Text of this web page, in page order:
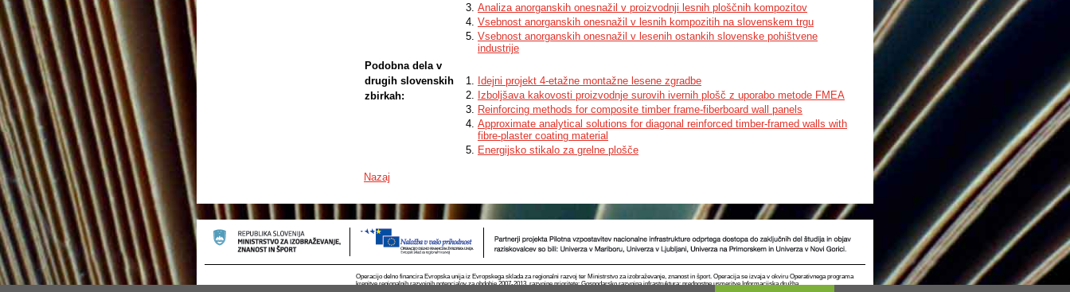
Analiza anorganskih onesnažil v proizvodnji lesnih ploščnih kompozitov
Vsebnost anorganskih onesnažil v lesnih kompozitih na slovenskem trgu
Vsebnost anorganskih onesnažil v lesenih ostankih slovenske pohištvene
industrije
Podobna dela v
drugih slovenskih
zbirkah:
Idejni projekt 4-etažne montažne lesene zgradbe
Izboljšava kakovosti proizvodnje surovih ivernih plošč z uporabo metode FMEA
Reinforcing methods for composite timber frame-fiberboard wall panels
Approximate analytical solutions for diagonal reinforced timber-framed walls with
fibre-plaster coating material
Energijsko stikalo za grelne plošče
Nazaj
Operacijo delno financira Evropska unija iz Evropskega sklada za regionalni razvoj ter Ministrstvo za izobraževanje, znanost in šport. Operacija se izvaja v okviru Operativnega programa
krepitve regionalnih razvojnih potencialov za obdobje 2007-2013, razvojne prioritete: Gospodarsko razvojna infrastruktura; prednostne usmeritve Informacijska družba.